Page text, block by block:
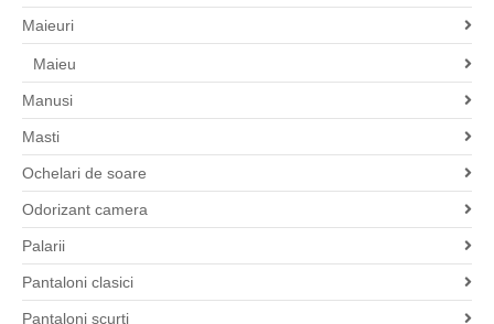
Maieuri
Maieu
Manusi
Masti
Ochelari de soare
Odorizant camera
Palarii
Pantaloni clasici
Pantaloni scurti